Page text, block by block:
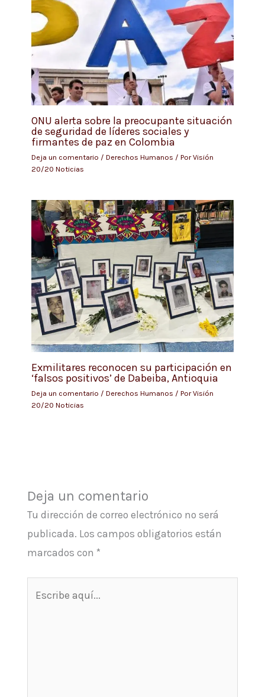
ONU alerta sobre la preocupante situación
de seguridad de líderes sociales y
firmantes de paz en Colombia
Deja un comentario / Derechos Humanos / PorVisión
20/20 Noticias
Exmilitares reconocen su participación en
‘falsos positivos’ de Dabeiba, Antioquia
Deja un comentario / Derechos Humanos / PorVisión
20/20 Noticias
Deja un comentario
Tu dirección de correo electrónico no será
publicada. Los campos obligatorios están
marcados con *